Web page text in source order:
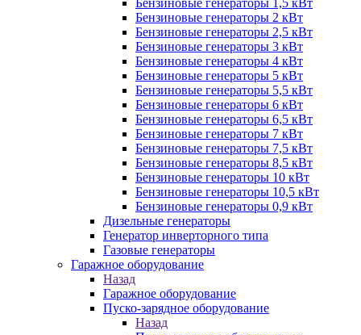
Бензиновые генераторы 1,5 кВт
Бензиновые генераторы 2 кВт
Бензиновые генераторы 2,5 кВт
Бензиновые генераторы 3 кВт
Бензиновые генераторы 4 кВт
Бензиновые генераторы 5 кВт
Бензиновые генераторы 5,5 кВт
Бензиновые генераторы 6 кВт
Бензиновые генераторы 6,5 кВт
Бензиновые генераторы 7 кВт
Бензиновые генераторы 7,5 кВт
Бензиновые генераторы 8,5 кВт
Бензиновые генераторы 10 кВт
Бензиновые генераторы 10,5 кВт
Бензиновые генераторы 0,9 кВт
Дизельные генераторы
Генератор инверторного типа
Газовые генераторы
Гаражное оборудование
Назад
Гаражное оборудование
Пуско-зарядное оборудование
Назад